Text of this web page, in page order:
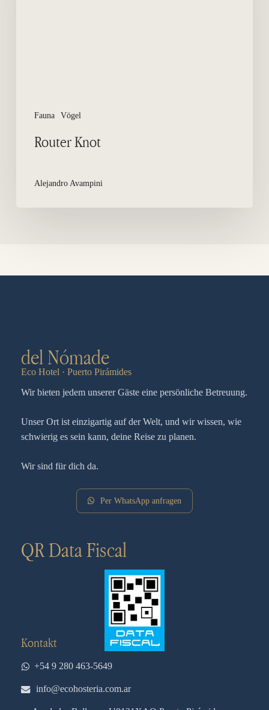
Fauna Vögel
Router Knot
Alejandro Avampini
del Nómade
Eco Hotel · Puerto Pirámides
Wir bieten jedem unserer Gäste eine persönliche Betreuung.
Unser Ort ist einzigartig auf der Welt, und wir wissen, wie
schwierig es sein kann, deine Reise zu planen.
Wir sind für dich da.
Per WhatsApp anfragen
QR Data Fiscal
Kontakt
+54 9 280 463-5649
info@ecohosteria.com.ar